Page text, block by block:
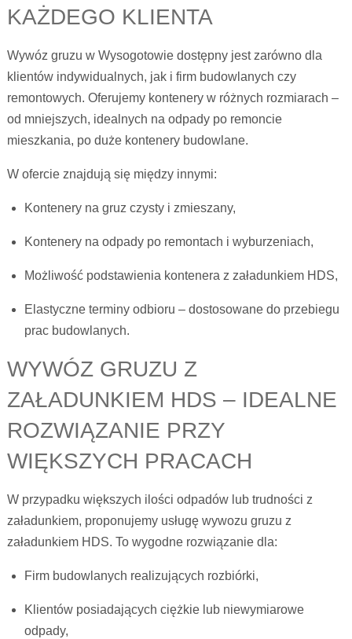
KAŻDEGO KLIENTA
Wywóz gruzu w Wysogotowie dostępny jest zarówno dla
klientów indywidualnych, jak i firm budowlanych czy
remontowych. Oferujemy kontenery w różnych rozmiarach –
od mniejszych, idealnych na odpady po remoncie
mieszkania, po duże kontenery budowlane.
W ofercie znajdują się między innymi:
Kontenery na gruz czysty i zmieszany,
Kontenery na odpady po remontach i wyburzeniach,
Możliwość podstawienia kontenera z załadunkiem HDS,
Elastyczne terminy odbioru – dostosowane do przebiegu
prac budowlanych.
WYWÓZ GRUZU Z
ZAŁADUNKIEM HDS – IDEALNE
ROZWIĄZANIE PRZY
WIĘKSZYCH PRACACH
W przypadku większych ilości odpadów lub trudności z
załadunkiem, proponujemy usługę wywozu gruzu z
załadunkiem HDS. To wygodne rozwiązanie dla:
Firm budowlanych realizujących rozbiórki,
Klientów posiadających ciężkie lub niewymiarowe
odpady,